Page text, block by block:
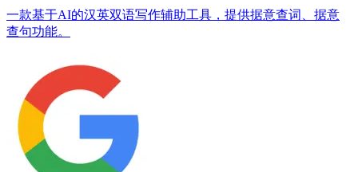
一款基于AI的汉英双语写作辅助工具，提供据意查词、据意
查句功能。